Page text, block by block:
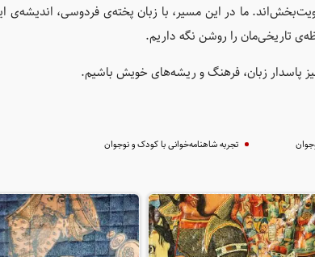
ما در این مسیر، با زبان پخته‌ی فردوسی، اندیشه‌ی
تاریخی‌مان را روشن نگه داریم.
پاسدار زبان، فرهنگ و ریشه‌های خویش باشیم.
تجربه شاهنامه‌خوانی با کودک و نوجوان